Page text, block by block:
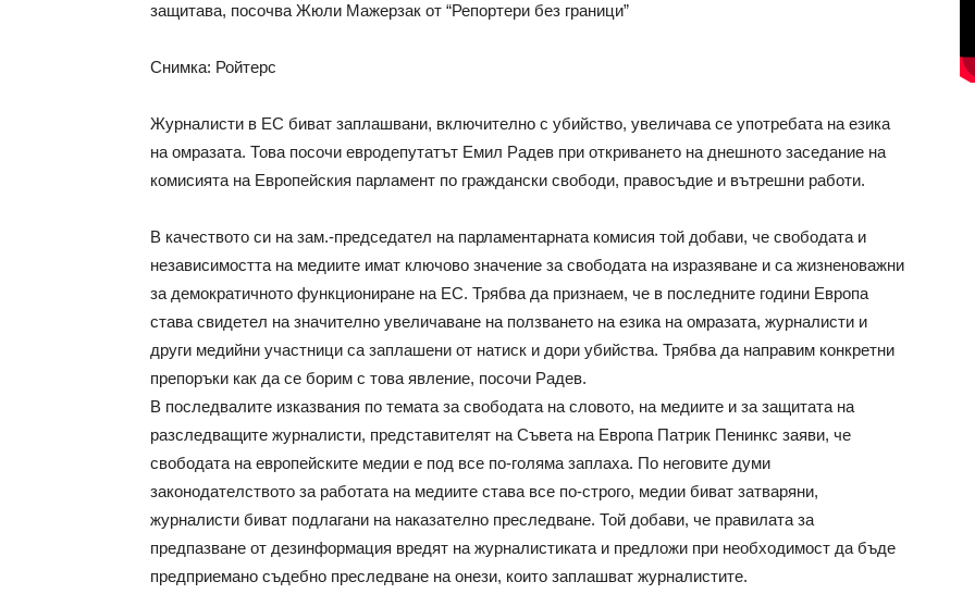
защитава, посочва Жюли Мажерзак от “Репортери без граници”
Снимка: Ройтерс
Журналисти в ЕС биват заплашвани, включително с убийство, увеличава се употребата на езика
на омразата. Това посочи евродепутатът Емил Радев при откриването на днешното заседание на
комисията на Европейския парламент по граждански свободи, правосъдие и вътрешни работи.
В качеството си на зам.-председател на парламентарната комисия той добави, че свободата и
независимостта на медиите имат ключово значение за свободата на изразяване и са жизненоважни
за демократичното функциониране на ЕС. Трябва да признаем, че в последните години Европа
става свидетел на значително увеличаване на ползването на езика на омразата, журналисти и
други медийни участници са заплашени от натиск и дори убийства. Трябва да направим конкретни
препоръки как да се борим с това явление, посочи Радев.
В последвалите изказвания по темата за свободата на словото, на медиите и за защитата на
разследващите журналисти, представителят на Съвета на Европа Патрик Пенинкс заяви, че
свободата на европейските медии е под все по-голяма заплаха. По неговите думи
законодателството за работата на медиите става все по-строго, медии биват затваряни,
журналисти биват подлагани на наказателно преследване. Той добави, че правилата за
предпазване от дезинформация вредят на журналистиката и предложи при необходимост да бъде
предприемано съдебно преследване на онези, които заплашват журналистите.